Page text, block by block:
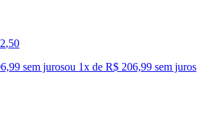
,50
sem jurosou 1x de R$ 206,99 sem juros